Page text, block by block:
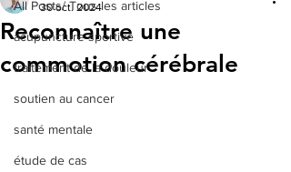
All Posts/ Tous les articles
acupuncture sportive
traitement de la douleur
soutien au cancer
santé mentale
étude de cas
Reconnaître une
commotion cérébrale
30 oct. 2024